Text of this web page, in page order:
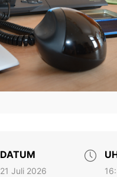
DATUM
21 Juli 2026